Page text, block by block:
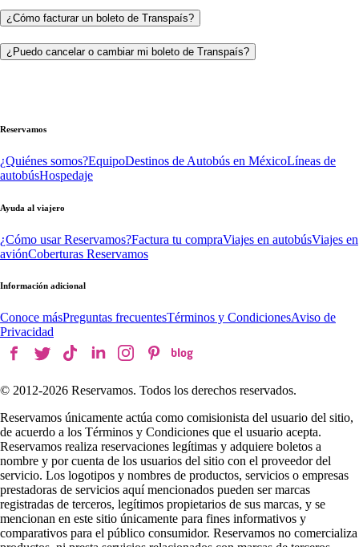
¿Cómo facturar un boleto de Transpaís?
¿Puedo cancelar o cambiar mi boleto de Transpaís?
Reservamos
¿Quiénes somos?EquipoDestinos de Autobús en MéxicoLíneas de
autobúsHospedaje
Ayuda al viajero
¿Cómo usar Reservamos?Factura tu compraViajes en autobúsViajes en
aviónCoberturas Reservamos
Información adicional
Conoce másPreguntas frecuentesTérminos y CondicionesAviso de
Privacidad
© 2012-2026 Reservamos. Todos los derechos reservados.
Reservamos únicamente actúa como comisionista del usuario del sitio,
de acuerdo a los Términos y Condiciones que el usuario acepta.
Reservamos realiza reservaciones legítimas y adquiere boletos a
nombre y por cuenta de los usuarios del sitio con el proveedor del
servicio. Los logotipos y nombres de productos, servicios o empresas
prestadoras de servicios aquí mencionados pueden ser marcas
registradas de terceros, legítimos propietarios de sus marcas, y se
mencionan en este sitio únicamente para fines informativos y
comparativos para el público consumidor. Reservamos no comercializa